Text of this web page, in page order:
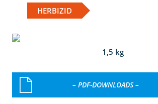
HERBIZID
1,5 kg
– PDF-DOWNLOADS –